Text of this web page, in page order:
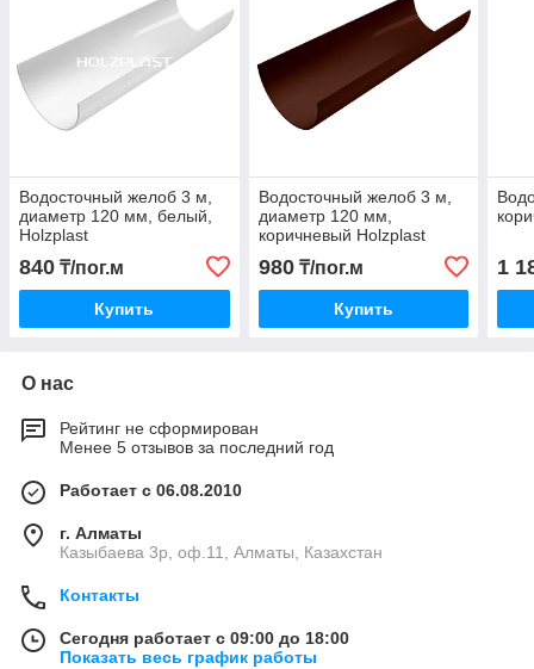
Водосточный желоб 3 м,
диаметр 120 мм, белый,
Holzplast
840 ₸/пог.м
Купить
Водосточный желоб 3 м,
диаметр 120 мм,
коричневый Holzplast
980₸/пог.м
Купить
1
О нас
Рейтинг не сформирован
Менее 5 отзывов за последний год
Работает с 06.08.2010
г. Алматы
Казыбаева 3р, оф.11, Алматы, Казахстан
Контакты
Сегодня работает с 09:00 до 18:00
Показать весь график работы